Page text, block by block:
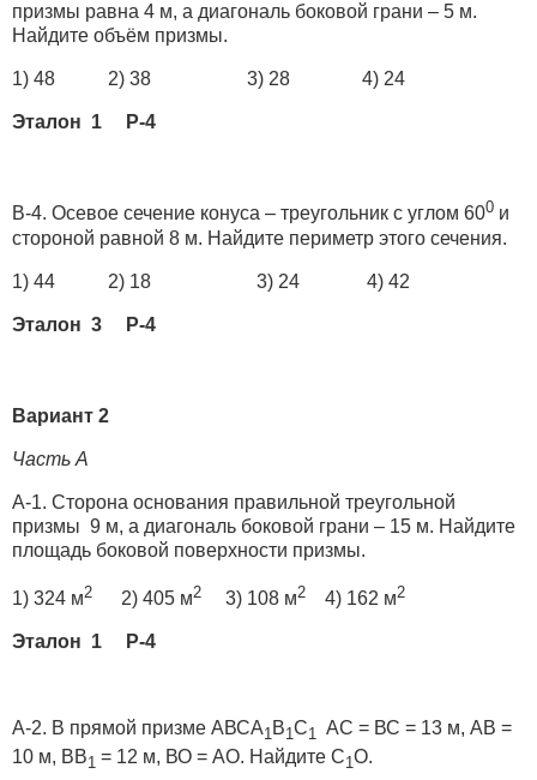
призмы равна 4 м, а диагональ боковой грани – 5 м.
Найдите объём призмы.
1) 48 2) 38 3) 28 4) 24
Эталон 1 Р-4
В-4. Осевое сечение конуса – треугольник с углом 600 и
стороной равной 8 м. Найдите периметр этого сечения.
1) 44 2) 18 3) 24 4) 42
Эталон 3 Р-4
Вариант 2
Часть А
А-1. Сторона основания правильной треугольной
призмы 9 м, а диагональ боковой грани – 15 м. Найдите
площадь боковой поверхности призмы.
1) 324 м2 2) 405 м2 3) 108 м2 4) 162 м2
Эталон 1 Р-4
А-2. В прямой призме АВСА1В1С1 АС = ВС = 13 м, АВ =
10 м, ВВ1 = 12 м, ВО = АО. Найдите С1 О.